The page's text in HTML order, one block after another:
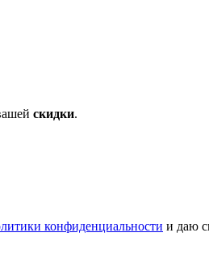
скидки.
конфиденциальности и даю